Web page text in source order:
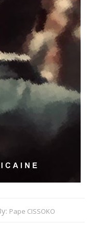
Pape CISSOKO